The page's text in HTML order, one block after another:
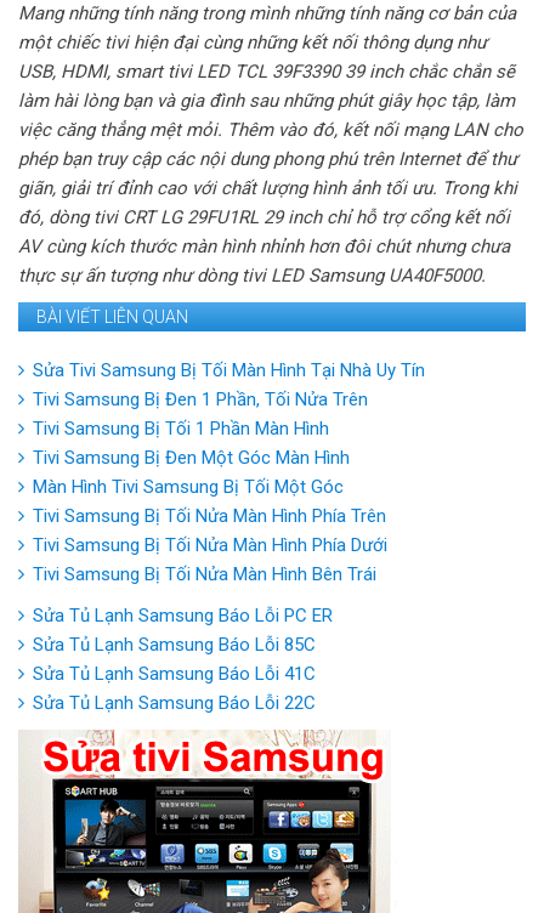
Mang những tính năng trong mình những tính năng cơ bản của
một chiếc tivi hiện đại cùng những kết nối thông dụng như
USB, HDMI, smart tivi LED TCL 39F3390 39 inch chắc chắn sẽ
làm hài lòng bạn và gia đình sau những phút giây học tập, làm
việc căng thẳng mệt mỏi. Thêm vào đó, kết nối mạng LAN cho
phép bạn truy cập các nội dung phong phú trên Internet để thư
giãn, giải trí đỉnh cao với chất lượng hình ảnh tối ưu. Trong khi
đó, dòng tivi CRT LG 29FU1RL 29 inch chỉ hỗ trợ cổng kết nối
AV cùng kích thước màn hình nhỉnh hơn đôi chút nhưng chưa
thực sự ấn tượng như dòng tivi LED Samsung UA40F5000.
BÀI VIẾT LIÊN QUAN
Sửa Tivi Samsung Bị Tối Màn Hình Tại Nhà Uy Tín
Tivi Samsung Bị Đen 1 Phần, Tối Nửa Trên
Tivi Samsung Bị Tối 1 Phần Màn Hình
Tivi Samsung Bị Đen Một Góc Màn Hình
Màn Hình Tivi Samsung Bị Tối Một Góc
Tivi Samsung Bị Tối Nửa Màn Hình Phía Trên
Tivi Samsung Bị Tối Nửa Màn Hình Phía Dưới
Tivi Samsung Bị Tối Nửa Màn Hình Bên Trái
Sửa Tủ Lạnh Samsung Báo Lỗi PC ER
Sửa Tủ Lạnh Samsung Báo Lỗi 85C
Sửa Tủ Lạnh Samsung Báo Lỗi 41C
Sửa Tủ Lạnh Samsung Báo Lỗi 22C